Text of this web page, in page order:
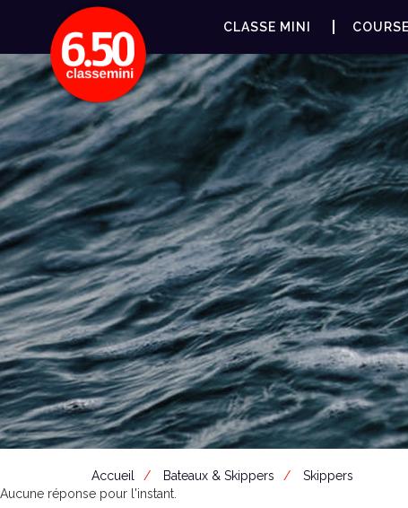
CLASSE MINI
Accueil Bateaux & Skippers
Skippers
Aucune réponse pour l'instant.